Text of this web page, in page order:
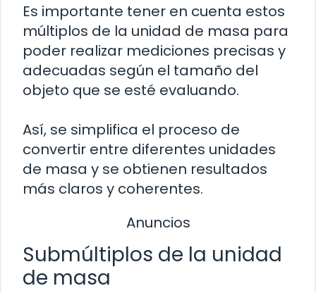
Es importante tener en cuenta estos
múltiplos de la unidad de masa para
poder realizar mediciones precisas y
adecuadas según el tamaño del
objeto que se esté evaluando.
Así, se simplifica el proceso de
convertir entre diferentes unidades
de masa y se obtienen resultados
más claros y coherentes.
Anuncios
Submúltiplos de la unidad
de masa